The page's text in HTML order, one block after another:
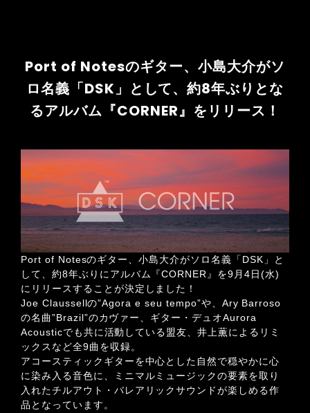
Port of Notesのギター、小島大介がソ
ロ名義「DSK」として、約8年ぶりとな
るアルバム『CORNER』をリリース！
Port of Notesのギター、小島大介がソロ名義「DSK」と
して、約8年ぶりにアルバム『CORNER』を9月4日(水)
にリリースすることが決定しました！
Joe Claussellの”Agora e seu tempo”や、Ary Barroso
の名曲”Brazil”のカヴァー、ギター・デュオAurora
Acousticでも共に活動している盟友、井上薫によるリミ
ックスなど全9曲を収録。
アコースティックギターを中心とした自然で穏やかに心
に染み入る音色に、ミニマルミュージックの要素を取り
入れたチルアウト・バレアリックサウンドが楽しめる作
品となっています。